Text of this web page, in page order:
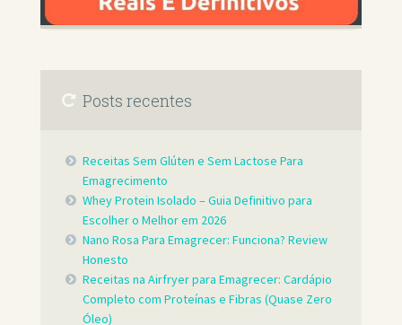
Posts recentes
Receitas Sem Glúten e Sem Lactose Para
Emagrecimento
Whey Protein Isolado – Guia Definitivo para
Escolher o Melhor em 2026
Nano Rosa Para Emagrecer: Funciona? Review
Honesto
Receitas na Airfryer para Emagrecer: Cardápio
Completo com Proteínas e Fibras (Quase Zero
Óleo)